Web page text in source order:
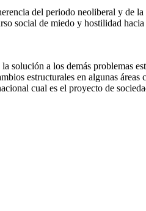
del periodo neoliberal y de
social de miedo y hostilidad
a los demás problemas
estructurales en algunas
cual es el proyecto de